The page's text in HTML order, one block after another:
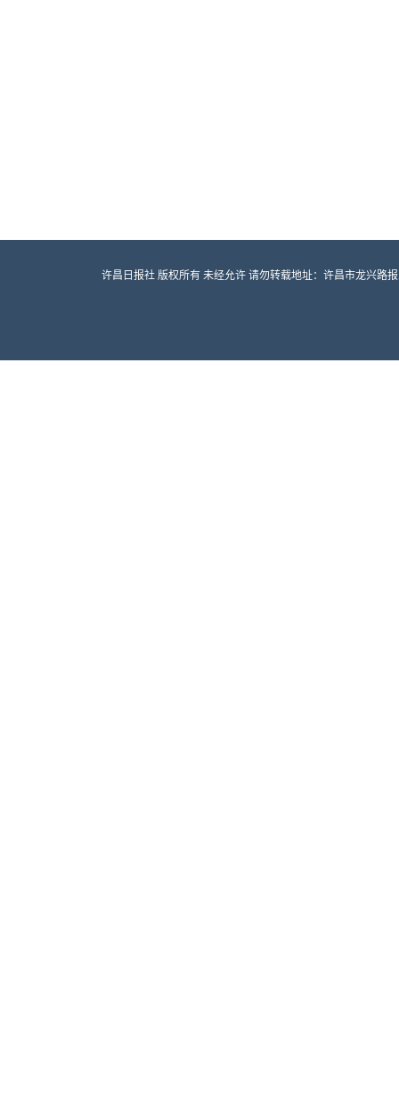
许昌日报社 版权所有 未经允许 请勿转载地址：许昌市龙兴路